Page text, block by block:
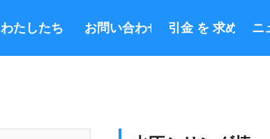
わたしたち に つい て
お問い合わせ 引金 を 求め てニ